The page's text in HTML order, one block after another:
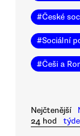
#České
#Sociální
#Češi a
Nejčtenější
24 hod